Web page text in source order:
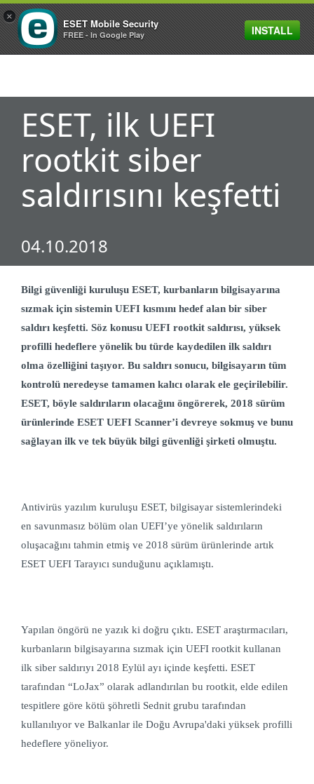
MENU
ESET, ilk UEFI
rootkit siber
saldırısını keşfetti
04.10.2018
Bilgi güvenliği kuruluşu ESET, kurbanların bilgisayarına
sızmak için sistemin UEFI kısmını hedef alan bir siber
saldırı keşfetti. Söz konusu UEFI rootkit saldırısı, yüksek
profilli hedeflere yönelik bu türde kaydedilen ilk saldırı
olma özelliğini taşıyor. Bu saldırı sonucu, bilgisayarın tüm
kontrolü neredeyse tamamen kalıcı olarak ele geçirilebilir.
ESET, böyle saldırıların olacağını öngörerek, 2018 sürüm
ürünlerinde ESET UEFI Scanner’i devreye sokmuş ve bunu
sağlayan ilk ve tek büyük bilgi güvenliği şirketi olmuştu.
Antivirüs yazılım kuruluşu ESET, bilgisayar sistemlerindeki
en savunmasız bölüm olan UEFI’ye yönelik saldırıların
oluşacağını tahmin etmiş ve 2018 sürüm ürünlerinde artık
ESET UEFI Tarayıcı sunduğunu açıklamıştı.
Yapılan öngörü ne yazık ki doğru çıktı. ESET araştırmacıları,
kurbanların bilgisayarına sızmak için UEFI rootkit kullanan
ilk siber saldırıyı 2018 Eylül ayı içinde keşfetti. ESET
tarafından “LoJax” olarak adlandırılan bu rootkit, elde edilen
tespitlere göre kötü şöhretli Sednit grubu tarafından
kullanılıyor ve Balkanlar ile Doğu Avrupa'daki yüksek profilli
hedeflere yöneliyor.
×
ESET Mobile Security
FREE - In Google Play INSTALL